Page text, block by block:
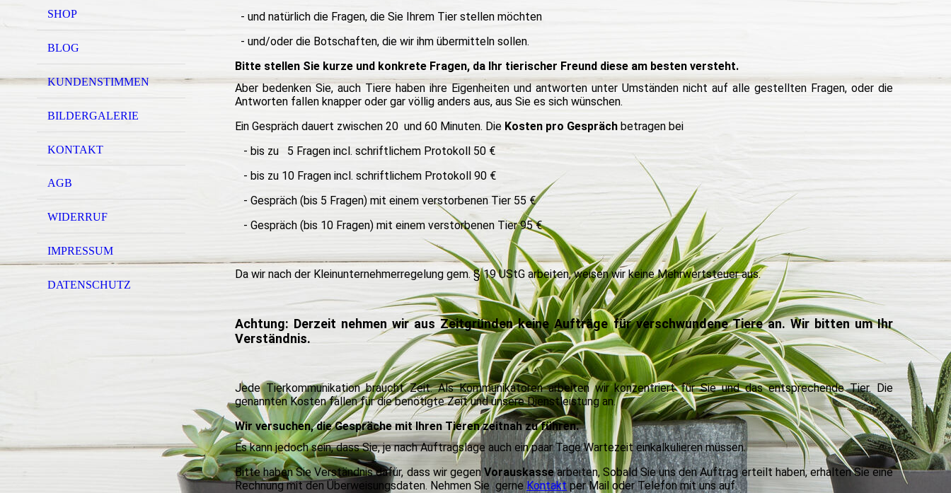
SHOP
BLOG
KUNDENSTIMMEN
BILDERGALERIE
KONTAKT
AGB
WIDERRUF
IMPRESSUM
DATENSCHUTZ
- und natürlich die Fragen, die Sie Ihrem Tier stellen möchten
- und/oder die Botschaften, die wir ihm übermitteln sollen.
Bitte stellen Sie kurze und konkrete Fragen, da Ihr tierischer Freund diese am besten versteht.
Aber bedenken Sie, auch Tiere haben ihre Eigenheiten und antworten unter Umständen nicht auf alle gestellten Fragen, oder die
Antworten fallen knapper oder gar völlig anders aus, aus Sie es sich wünschen.
Ein Gespräch dauert zwischen 20 und 60 Minuten. Die Kosten pro Gespräch betragen bei
- bis zu 5 Fragen incl. schriftlichem Protokoll 50 €
- bis zu 10 Fragen incl. schriftlichem Protokoll 90 €
- Gespräch (bis 5 Fragen) mit einem verstorbenen Tier 55 €
- Gespräch (bis 10 Fragen) mit einem verstorbenen Tier 95 €
Da wir nach der Kleinunternehmerregelung gem. § 19 UStG arbeiten, weisen wir keine Mehrwertsteuer aus.
Achtung: Derzeit nehmen wir aus Zeitgründen keine Aufträge für verschwundene Tiere an. Wir bitten um Ihr
Verständnis.
Jede Tierkommunikation braucht Zeit. Als Kommunikatoren arbeiten wir konzentriert für Sie und das entsprechende Tier. Die
genannten Kosten fallen für die benötigte Zeit und unsere Dienstleistung an.
Wir versuchen, die Gespräche mit Ihren Tieren zeitnah zu führen.
Es kann jedoch sein, dass Sie, je nach Auftragslage auch ein paar Tage Wartezeit einkalkulieren müssen.
Bitte haben Sie Verständnis dafür, dass wir gegenVorauskassearbeiten, Sobald Sie uns den Auftrag erteilt haben, erhalten Sie eine
Rechnung mit den Überweisungsdaten. Nehmen Sie gerneKontaktper Mail oder Telefon mit uns auf.